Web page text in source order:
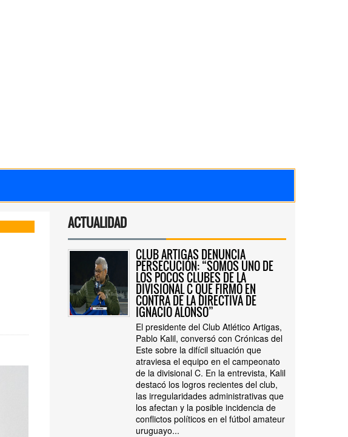
ACTUALIDAD
CLUB ARTIGAS DENUNCIA
PERSECUCIÓN: “SOMOS UNO DE
LOS POCOS CLUBES DE LA
DIVISIONAL C QUE FIRMÓ EN
CONTRA DE LA DIRECTIVA DE
IGNACIO ALONSO”
El presidente del Club Atlético Artigas,
Pablo Kalil, conversó con Crónicas del
Este sobre la difícil situación que
atraviesa el equipo en el campeonato
de la divisional C. En la entrevista, Kalil
destacó los logros recientes del club,
las irregularidades administrativas que
los afectan y la posible incidencia de
conflictos políticos en el fútbol amateur
uruguayo...